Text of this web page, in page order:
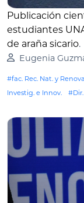
Publicación
estudiantes
de araña sicario.
Eugenia
#fac. Rec. Nat. y
Investig. e Innov.